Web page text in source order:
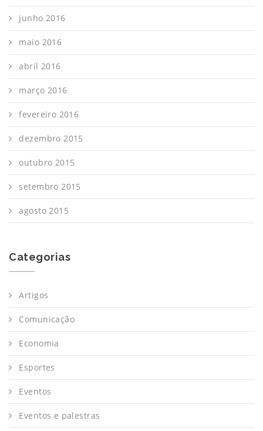
junho 2016
maio 2016
abril 2016
março 2016
fevereiro 2016
dezembro 2015
outubro 2015
setembro 2015
agosto 2015
Categorias
Artigos
Comunicação
Economia
Esportes
Eventos
Eventos e palestras